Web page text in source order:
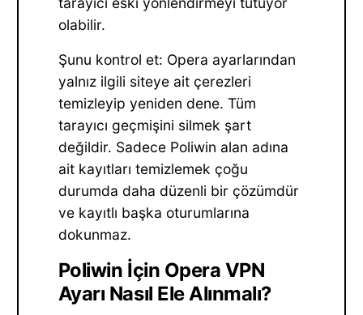
olabilir.
Şunu kontrol et: Opera ayarlarından
yalnız ilgili siteye ait çerezleri
temizleyip yeniden dene. Tüm
tarayıcı geçmişini silmek şart
değildir. Sadece Poliwin alan adına
ait kayıtları temizlemek çoğu
durumda daha düzenli bir çözümdür
ve kayıtlı başka oturumlarına
dokunmaz.
Poliwin İçin Opera VPN
Ayarı Nasıl Ele Alınmalı?